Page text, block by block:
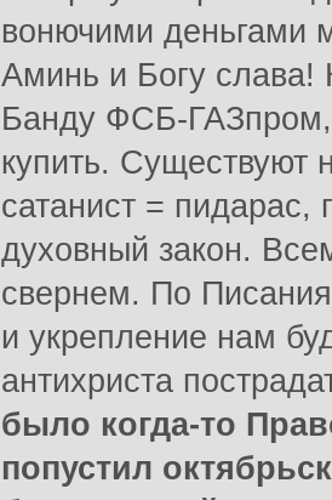
вонючими деньгами
Аминь и Богу слава!
Банду ФСБ-
купить. Существуют
сатанист = пидарас,
духовный закон.
свернем. По
и укрепление нам
антихриста
было когда-то
попустил